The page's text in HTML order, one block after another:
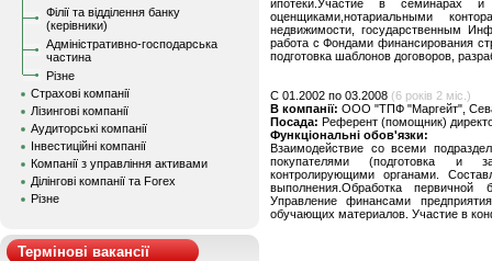
Філії та відділення банку
(керівники)
Адміністративно-господарська
частина
Різне
Страхові компанії
Лізингові компанії
Аудиторські компанії
Інвестиційні компанії
Компанії з управління активами
Ділінгові компанії та Forex
Різне
Термінові вакансії
ипотеки.Участие в семинарах и
оценщиками,нотариальными
недвижимости, государственным
работа с Фондами финансирования
подготовка шаблонов договоров,
C 01.2002 по 03.2008 (6 років 2 міс.)
В компанії: ООО "ТПФ "Маргейт",
Посада: Референт (помощник)
Функціональні обов'язки:
Взаимодействие со всеми
покупателями (подготовка и
контролирующими органами.
выполнения.Обработка первичной
Управление финансами
обучающих материалов. Участие в